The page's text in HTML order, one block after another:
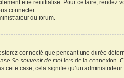
être réinitialisé. Pour ce faire, rendez
connecter.
du forum.
connecté que pendant une durée
Se souvenir de moi lors de la connexion.
case, cela signifie qu’un